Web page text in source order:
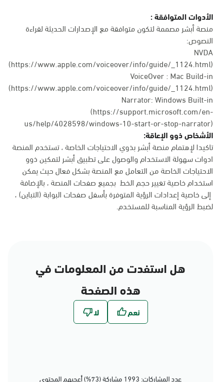
الأدوات المتوافقة :
منصة أبشر مصممة لتكون متوافقة مع الإصدارات الحديثة لقراءة
النصوص:
NVDA
(https://www.apple.com/voiceover/info/guide/_1124.html)
VoiceOver : Mac Build-in
(https://www.apple.com/voiceover/info/guide/_1124.html)
Narrator: Windows Built-in
(https://support.microsoft.com/en-
us/help/4028598/windows-10-start-or-stop-narrator)
الأشخاص ذوو الإعاقة:
تاكيدا لإهتمام منصة أبشر بذوي الاحتياجات الخاصة ، تستخدم المنصة
ادوات سهولة الاستخدام والوصول على تطبيق أبشر لتمكين ذوو
الاحتياجات الخاصة من التعامل مع المنصة بشكل فعال حيث يمكن
استخدام خاصية تغيير حجم الخط بجميع صفحات المنصة ، بالإضافة
إلى خاصية إعدادات الرؤية المتوفرة بأسفل صفحات البوابة (التباين) ،
لضبط الرؤية المناسبة للمستخدم.
هل استفدت من المعلومات في
هذه الصفحة
عدد المشاركات: 1993 مشاركة (73%) أعجبهم المحتوى